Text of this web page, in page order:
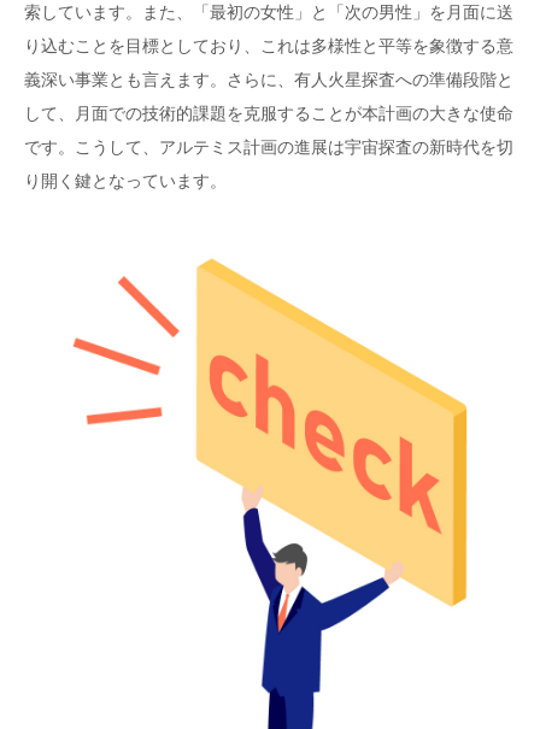
索しています。また、「最初の女性」と「次の男性」を月面に送
り込むことを目標としており、これは多様性と平等を象徴する意
義深い事業とも言えます。さらに、有人火星探査への準備段階と
して、月面での技術的課題を克服することが本計画の大きな使命
です。こうして、アルテミス計画の進展は宇宙探査の新時代を切
り開く鍵となっています。